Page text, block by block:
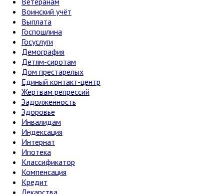
Воинский учёт
Выплата
Госпошлина
Госуслуги
Демография
Детям-сиротам
Дом престарелых
Единый контакт-центр
Жертвам репрессий
Задолженность
Здоровье
Инвалидам
Индексация
Интернат
Ипотека
Классификатор
Компенсация
Кредит